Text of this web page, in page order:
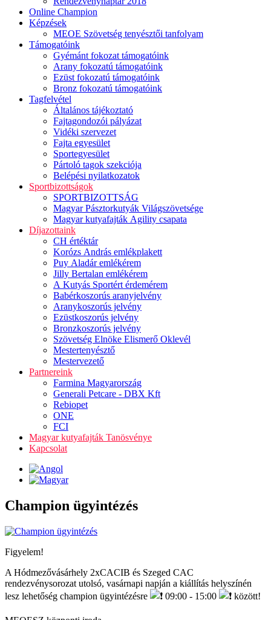
Online Champion
Képzések
MEOE Szövetség tenyésztői tanfolyam
Támogatóink
Gyémánt fokozat támogatóink
Arany fokozatú támogatóink
Ezüst fokozatú támogatóink
Bronz fokozatú támogatóink
Tagfelvétel
Általános tájékoztató
Fajtagondozói pályázat
Vidéki szervezet
Fajta egyesület
Sportegyesület
Pártoló tagok szekciója
Belépési nyilatkozatok
Sportbizottságok
SPORTBIZOTTSÁG
Magyar Pásztorkutyák Világszövetsége
Magyar kutyafajták Agility csapata
Díjazottaink
CH értéktár
Korózs András emlékplakett
Puy Aladár emlékérem
Jilly Bertalan emlékérem
A Kutyás Sportért érdemérem
Babérkoszorús aranyjelvény
Aranykoszorús jelvény
Ezüstkoszorús jelvény
Bronzkoszorús jelvény
Szövetség Elnöke Elismerő Oklevél
Mestertenyésztő
Mestervezető
Partnereink
Farmina Magyarország
Generali Petcare - DBX Kft
Rebiopet
ONE
FCI
Magyar kutyafajták Tanösvénye
Kapcsolat
Champion ügyintézés
Figyelem!
A Hódmezővásárhely 2xCACIB és Szeged CAC
rendezvénysorozat utolsó, vasárnapi napján a kiállítás helyszínén
lesz lehetőség champion ügyintézésre
09:00 - 15:00 között!